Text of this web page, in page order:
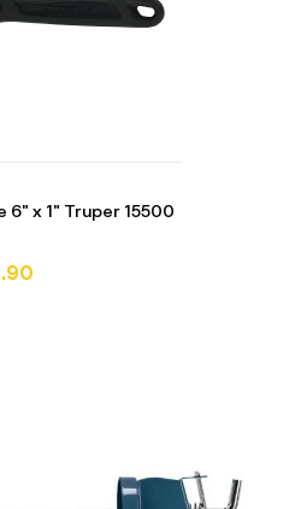
6" x 1" Truper 15500